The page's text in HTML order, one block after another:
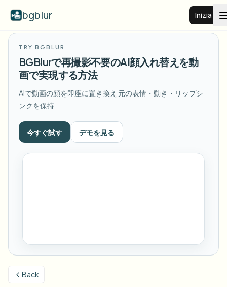
bgblur Inizia
Sfocatura sfondo video
Esempi
Sfoglia l'intera libreria di esempi
Sfoca sfondo
Sfoca qualsiasi cosa
Funzionalità
Sfoca il viso
Sfoca sfondo
Media e intrattenimento
FAQ
TRY BGBLUR
BGBlurで再撮影不要のAI顔入れ替えを動
画で実現する方法
AIで動画の顔を即座に置き換え 元の表情・動き・リップシ
ンクを保持
今すぐ試す デモを見る
Back